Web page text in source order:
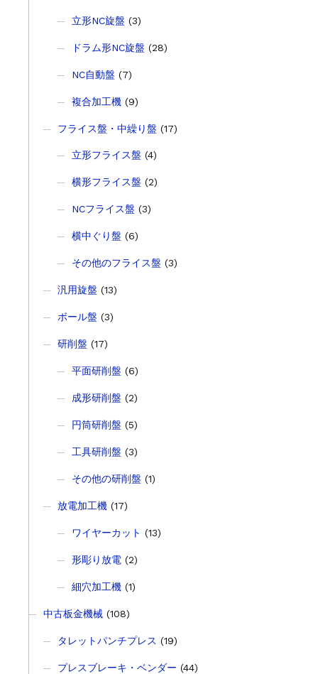
立形NC旋盤 (3)
ドラム形NC旋盤 (28)
NC自動盤 (7)
複合加工機(9)
フライス盤・中繰り盤 (17)
立形フライス盤 (4)
横形フライス盤 (2)
NCフライス盤 (3)
横中ぐり盤 (6)
その他のフライス盤 (3)
汎用旋盤 (13)
ボール盤 (3)
研削盤 (17)
平面研削盤 (6)
成形研削盤 (2)
円筒研削盤 (5)
工具研削盤 (3)
その他の研削盤 (1)
放電加工機(17)
ワイヤーカット (13)
形彫り放電(2)
細穴加工機(1)
中古板金機械(108)
タレットパンチプレス (19)
プレスブレーキ・ベンダー (44)